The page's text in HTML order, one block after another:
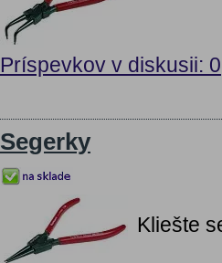
Príspevkov v diskusii: 0
Segerky
Kliešte